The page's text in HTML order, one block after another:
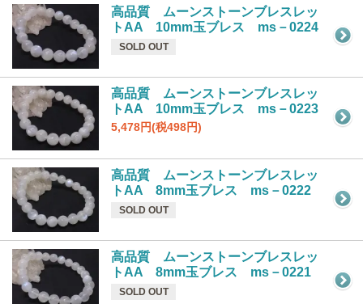
高品質 ムーンストーンブレスレッ
トAA 10mm玉ブレス ms－0224
SOLD OUT
高品質 ムーンストーンブレスレッ
トAA 10mm玉ブレス ms－0223
5,478円(税498円)
高品質 ムーンストーンブレスレッ
トAA 8mm玉ブレス ms－0222
SOLD OUT
高品質 ムーンストーンブレスレッ
トAA 8mm玉ブレス ms－0221
SOLD OUT